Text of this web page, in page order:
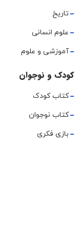
تاریخ
علوم انسانی
آموزشی و علوم
کودک و نوجوان
کتاب کودک
کتاب نوجوان
بازی فکری